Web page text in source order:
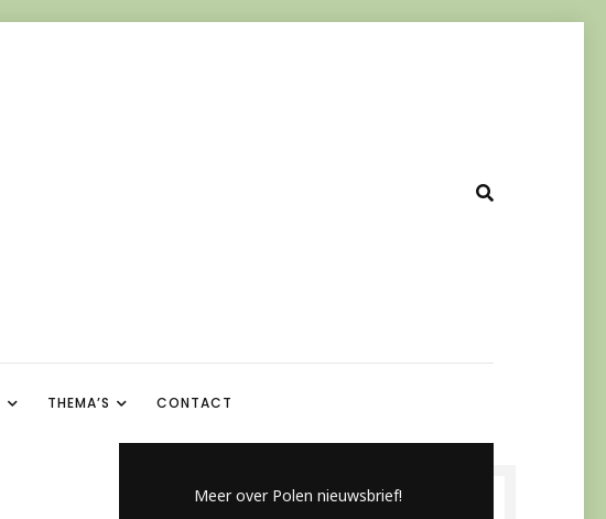
THEMA’S CONTACT
Meer over Polen nieuwsbrief!